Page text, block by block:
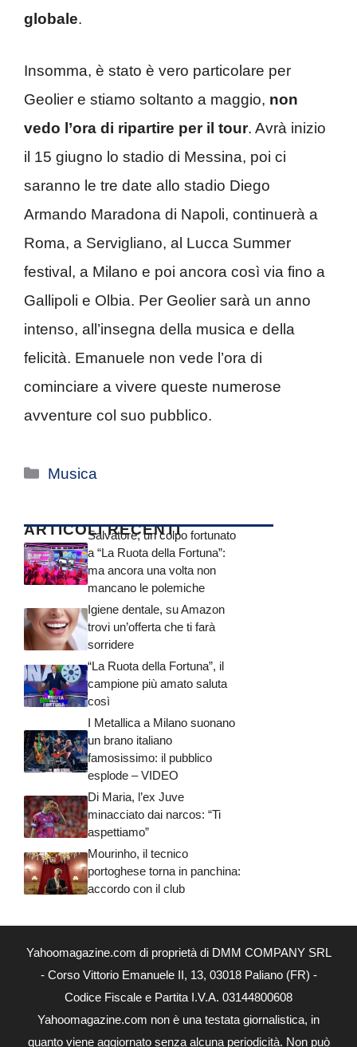
globale.
Insomma, è stato è vero particolare per
Geolier e stiamo soltanto a maggio, non
vedo l’ora di ripartire per il tour. Avrà inizio
il 15 giugno lo stadio di Messina, poi ci
saranno le tre date allo stadio Diego
Armando Maradona di Napoli, continuerà a
Roma, a Servigliano, al Lucca Summer
festival, a Milano e poi ancora così via fino a
Gallipoli e Olbia. Per Geolier sarà un anno
intenso, all’insegna della musica e della
felicità. Emanuele non vede l’ora di
cominciare a vivere queste numerose
avventure col suo pubblico.
Categorie
Musica
ARTICOLI RECENTI
Salvatore, un colpo fortunato
a “La Ruota della Fortuna”:
ma ancora una volta non
mancano le polemiche
Igiene dentale, su Amazon
trovi un’offerta che ti farà
sorridere
“La Ruota della Fortuna”, il
campione più amato saluta
così
I Metallica a Milano suonano
un brano italiano
famosissimo: il pubblico
esplode – VIDEO
Di Maria, l’ex Juve
minacciato dai narcos: “Ti
aspettiamo”
Mourinho, il tecnico
portoghese torna in panchina:
accordo con il club
Yahoomagazine.com di proprietà di DMM COMPANY SRL
- Corso Vittorio Emanuele II, 13, 03018 Paliano (FR) -
Codice Fiscale e Partita I.V.A. 03144800608
Yahoomagazine.com non è una testata giornalistica, in
quanto viene aggiornato senza alcuna periodicità. Non può